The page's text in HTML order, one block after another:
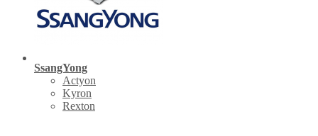
SsangYong
Actyon
Kyron
Rexton